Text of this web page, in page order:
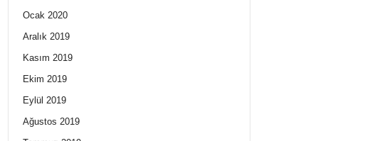
Ocak 2020
Aralık 2019
Kasım 2019
Ekim 2019
Eylül 2019
Ağustos 2019